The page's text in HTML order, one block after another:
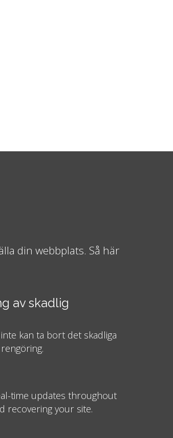
din webbplats. Så här
av skadlig
kan ta bort det skadliga
time updates throughout
recovering your site.